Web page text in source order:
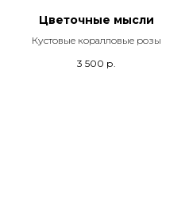
Цветочные мысли
Кустовые коралловые розы
3 500 р.